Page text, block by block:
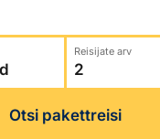
Reisijate arv
Otsi pakettreisi